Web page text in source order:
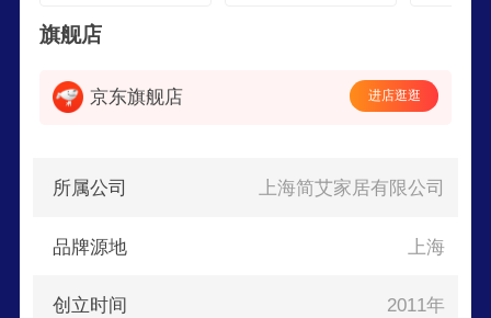
旗舰店
京东旗舰店 进店逛逛
所属公司 上海简艾家居有限公司
品牌源地 上海
创立时间 2011年